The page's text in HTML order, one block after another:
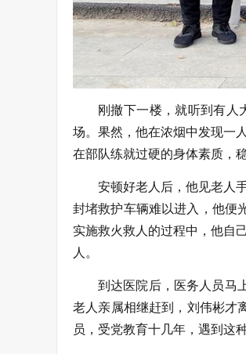
刚撤下一楼，就听到有
场。果然，他在浓烟中发现一
在部队练就过硬的身体素质，
安顿好老人后，他见老人
封堵救护车辆难以进入，他便
实施救火救人的过程中，他自
人。
到达医院后，医务人员马
老人亲属相继赶到，刘伟彬才
员，受党教育十几年，遇到这